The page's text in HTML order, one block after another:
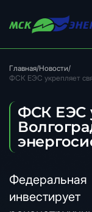
Главная/Новости/
ФСК ЕЭС укрепляет
ФСК ЕЭС